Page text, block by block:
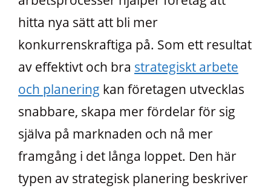
hitta nya sätt att bli mer
konkurrenskraftiga på. Som ett resultat
av effektivt och bra strategiskt arbete
och planering kan företagen utvecklas
snabbare, skapa mer fördelar för sig
själva på marknaden och nå mer
framgång i det långa loppet. Den här
typen av strategisk planering beskriver